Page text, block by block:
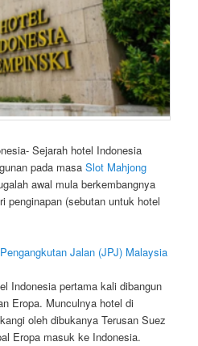
Sejarah hotel Indonesia
pada masaSlot Mahjong
awal mula berkembangnya
penginapan (sebutan untuk hotel
Jalan (JPJ) Malaysia
Indonesia pertama kali dibangun
Eropa. Munculnya hotel di
oleh dibukanya Terusan Suez
Eropa masuk ke Indonesia.